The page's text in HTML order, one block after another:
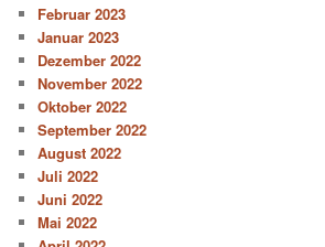
Februar 2023
Januar 2023
Dezember 2022
November 2022
Oktober 2022
September 2022
August 2022
Juli 2022
Juni 2022
Mai 2022